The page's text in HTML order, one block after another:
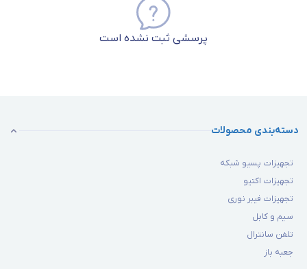
پرسشی ثبت نشده است
دسته‌بندی محصولات
تجهیزات پسیو شبکه
تجهیزات اکتیو
تجهیزات فیبر نوری
سیم و کابل
تلفن سانترال
جعبه باز